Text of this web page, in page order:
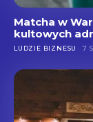
Matcha w
kultowych
LUDZIE BIZNESU 7